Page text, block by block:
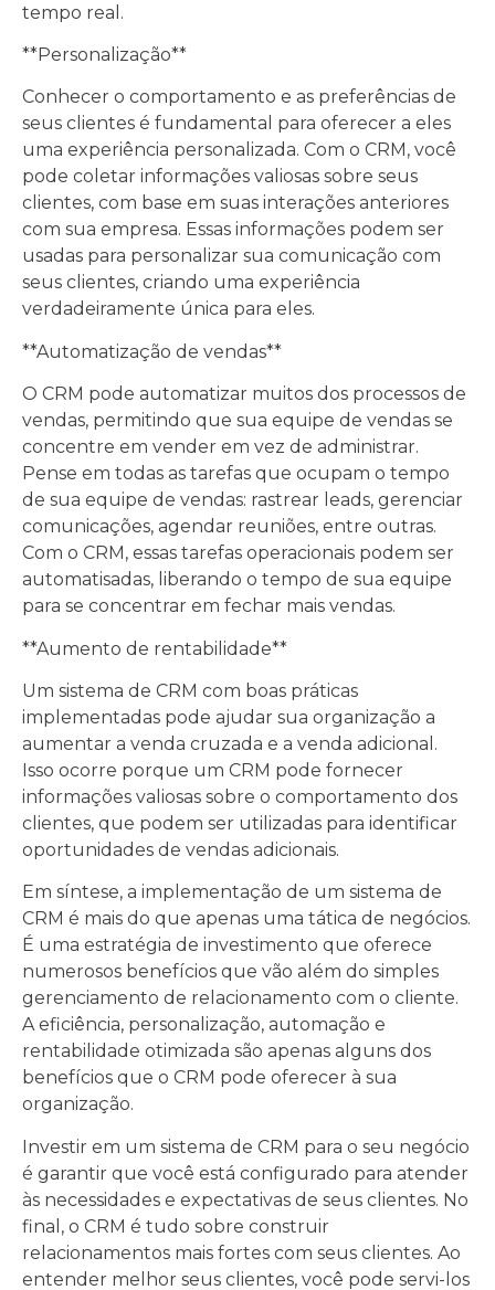
tempo real.
**Personalização**
Conhecer o comportamento e as preferências de
seus clientes é fundamental para oferecer a eles
uma experiência personalizada. Com o CRM, você
pode coletar informações valiosas sobre seus
clientes, com base em suas interações anteriores
com sua empresa. Essas informações podem ser
usadas para personalizar sua comunicação com
seus clientes, criando uma experiência
verdadeiramente única para eles.
**Automatização de vendas**
O CRM pode automatizar muitos dos processos de
vendas, permitindo que sua equipe de vendas se
concentre em vender em vez de administrar.
Pense em todas as tarefas que ocupam o tempo
de sua equipe de vendas: rastrear leads, gerenciar
comunicações, agendar reuniões, entre outras.
Com o CRM, essas tarefas operacionais podem ser
automatisadas, liberando o tempo de sua equipe
para se concentrar em fechar mais vendas.
**Aumento de rentabilidade**
Um sistema de CRM com boas práticas
implementadas pode ajudar sua organização a
aumentar a venda cruzada e a venda adicional.
Isso ocorre porque um CRM pode fornecer
informações valiosas sobre o comportamento dos
clientes, que podem ser utilizadas para identificar
oportunidades de vendas adicionais.
Em síntese, a implementação de um sistema de
CRM é mais do que apenas uma tática de negócios.
É uma estratégia de investimento que oferece
numerosos benefícios que vão além do simples
gerenciamento de relacionamento com o cliente.
A eficiência, personalização, automação e
rentabilidade otimizada são apenas alguns dos
benefícios que o CRM pode oferecer à sua
organização.
Investir em um sistema de CRM para o seu negócio
é garantir que você está configurado para atender
às necessidades e expectativas de seus clientes. No
final, o CRM é tudo sobre construir
relacionamentos mais fortes com seus clientes. Ao
entender melhor seus clientes, você pode servi-los